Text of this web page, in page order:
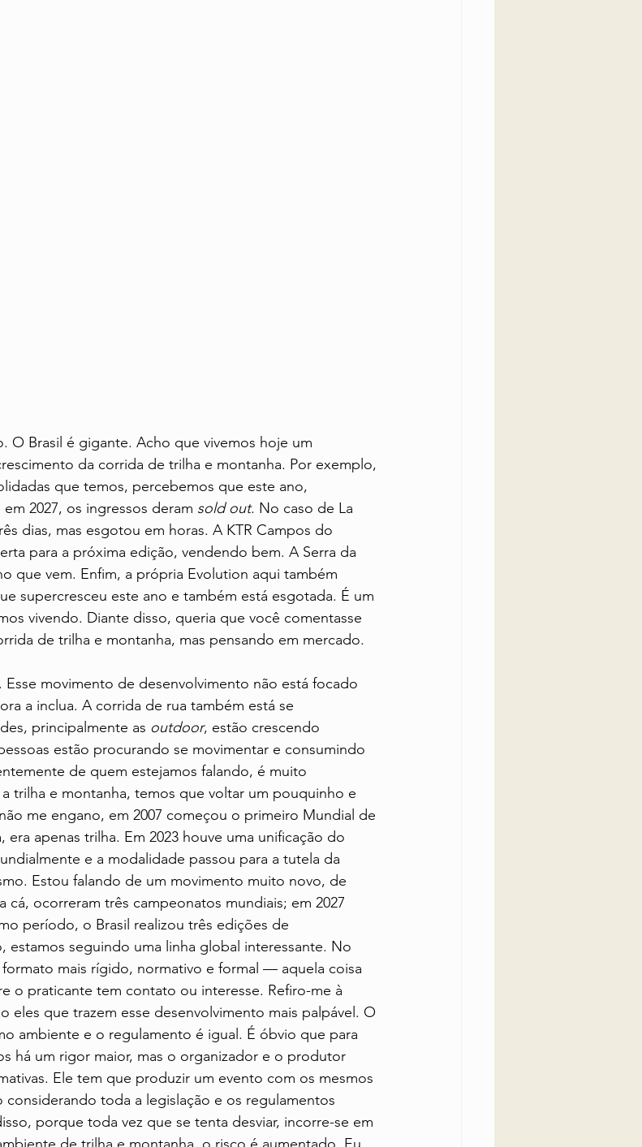
O Brasil é gigante. Acho que vivemos hoje um
da corrida de trilha e montanha. Por exemplo,
que temos, percebemos que este ano,
2027, os ingressos deram sold out. No caso de La
dias, mas esgotou em horas. A KTR Campos do
para a próxima edição, vendendo bem. A Serra da
que vem. Enfim, a própria Evolution aqui também
supercresceu este ano e também está esgotada. É um
vivendo. Diante disso, queria que você comentasse
de trilha e montanha, mas pensando em mercado.
movimento de desenvolvimento não está focado
a inclua. A corrida de rua também está se
principalmente as outdoor, estão crescendo
estão procurando se movimentar e consumindo
de quem estejamos falando, é muito
trilha e montanha, temos que voltar um pouquinho e
me engano, em 2007 começou o primeiro Mundial de
apenas trilha. Em 2023 houve uma unificação do
e a modalidade passou para a tutela da
Estou falando de um movimento muito novo, de
cá, ocorreram três campeonatos mundiais; em 2027
período, o Brasil realizou três edições de
estamos seguindo uma linha global interessante. No
mais rígido, normativo e formal — aquela coisa
o praticante tem contato ou interesse. Refiro-me à
eles que trazem esse desenvolvimento mais palpável. O
ambiente e o regulamento é igual. É óbvio que para
há um rigor maior, mas o organizador e o produtor
Ele tem que produzir um evento com os mesmos
toda a legislação e os regulamentos
porque toda vez que se tenta desviar, incorre-se em